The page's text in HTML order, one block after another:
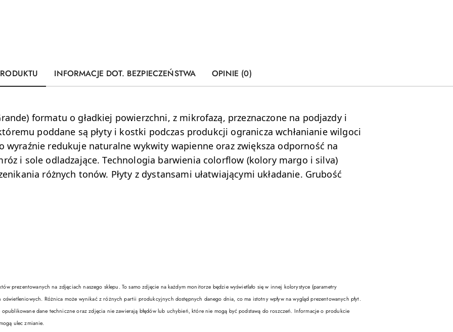
INFORMACJE DOT. BEZPIECZEŃSTWA OPINIE (0)
formatu o gładkiej powierzchni, z mikrofazą, przeznaczone na podjazdy i
poddane są płyty i kostki podczas produkcji ogranicza wchłanianie wilgoci
wyraźnie redukuje naturalne wykwity wapienne oraz zwiększa odporność na
i sole odladzające. Technologia barwienia colorflow (kolory margo i silva)
różnych tonów. Płyty z dystansami ułatwiającymi układanie. Grubość
na zdjęciach naszego sklepu. To samo zdjęcie na każdym monitorze będzie wyświetlało się w innej kolorystyce (parametry
Różnica może wynikać z różnych partii produkcyjnych dostępnych danego dnia, co ma istotny wpływ na wygląd prezentowanych płyt.
dane techniczne oraz zdjęcia nie zawierają błędów lub uchybień, które nie mogą być podstawą do roszczeń. Informacje o produkcie
ulec zmianie.